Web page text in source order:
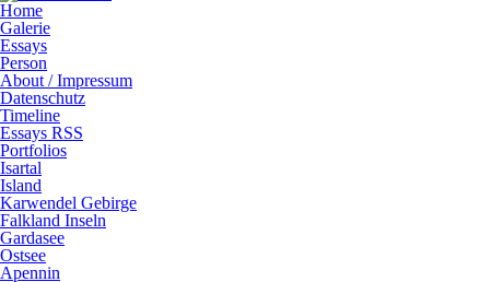
Home
Galerie
Essays
Person
About / Impressum
Datenschutz
Timeline
Essays RSS
Portfolios
Isartal
Island
Karwendel Gebirge
Falkland Inseln
Gardasee
Ostsee
Apennin